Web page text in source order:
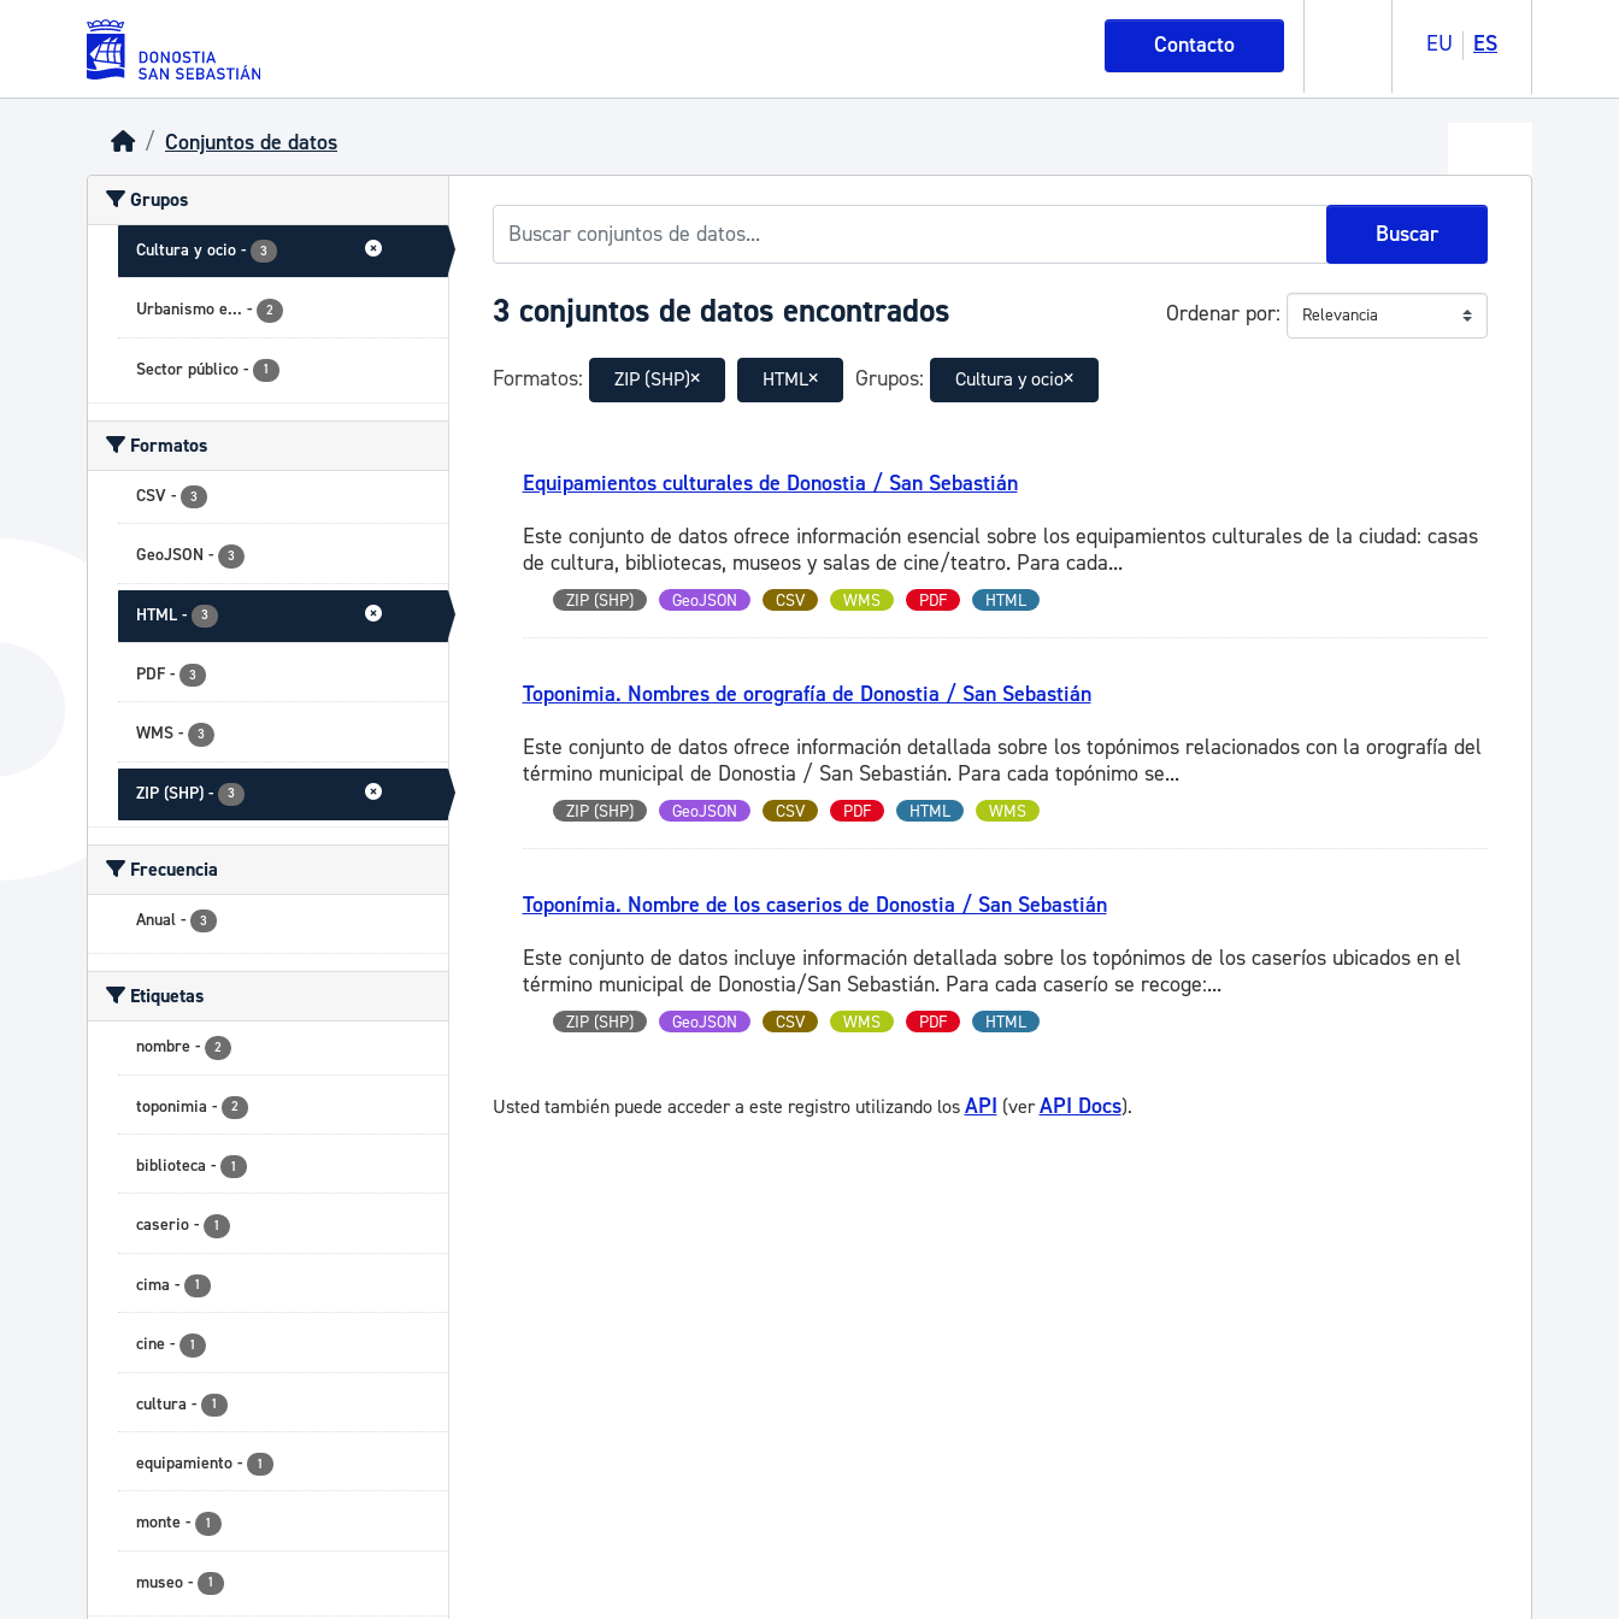
Skip to main content
Contacto
EU ES
Conjuntos de datos
Grupos
Cultura y ocio - 3
Urbanismo e... - 2
Sector público - 1
Formatos
CSV - 3
GeoJSON - 3
HTML - 3
PDF - 3
WMS - 3
ZIP (SHP) - 3
Frecuencia
Anual - 3
Etiquetas
nombre - 2
toponimia - 2
biblioteca - 1
caserio - 1
cima - 1
cine - 1
cultura - 1
equipamiento - 1
monte - 1
museo - 1
Buscar
Ordenar por
3 conjuntos de datos encontrados
Formatos: ZIP (SHP) HTML Grupos: Cultura y ocio
Equipamientos culturales de Donostia / San Sebastián
Este conjunto de datos ofrece información esencial sobre los equipamientos culturales de la ciudad: casas
de cultura, bibliotecas, museos y salas de cine/teatro. Para cada...
ZIP (SHP) GeoJSON CSV WMS PDF HTML
Toponimia. Nombres de orografía de Donostia / San Sebastián
Este conjunto de datos ofrece información detallada sobre los topónimos relacionados con la orografía del
término municipal de Donostia / San Sebastián. Para cada topónimo se...
ZIP (SHP) GeoJSON CSV PDF HTML WMS
Toponímia. Nombre de los caserios de Donostia / San Sebastián
Este conjunto de datos incluye información detallada sobre los topónimos de los caseríos ubicados en el
término municipal de Donostia/San Sebastián. Para cada caserío se recoge:...
ZIP (SHP) GeoJSON CSV WMS PDF HTML
Usted también puede acceder a este registro utilizando los API (verAPI Docs).